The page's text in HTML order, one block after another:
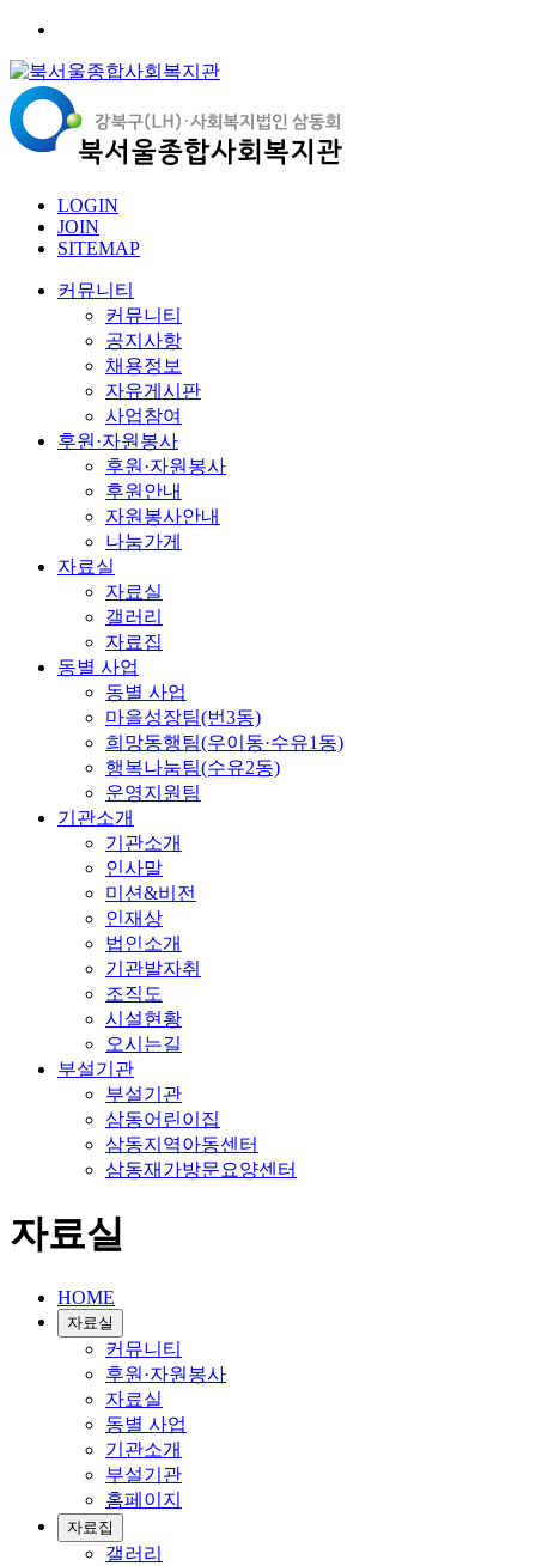
LOGIN
JOIN
SITEMAP
커뮤니티
커뮤니티
공지사항
채용정보
자유게시판
사업참여
후원·자원봉사
후원·자원봉사
후원안내
자원봉사안내
나눔가게
자료실
자료실
갤러리
자료집
동별 사업
동별 사업
마을성장팀(번3동)
희망동행팀(우이동·수유1동)
행복나눔팀(수유2동)
운영지원팀
기관소개
기관소개
인사말
미션&비전
인재상
법인소개
기관발자취
조직도
시설현황
오시는길
부설기관
부설기관
삼동어린이집
삼동지역아동센터
삼동재가방문요양센터
자료실
HOME
자료실
커뮤니티
후원·자원봉사
자료실
동별 사업
기관소개
부설기관
홈페이지
자료집
갤러리